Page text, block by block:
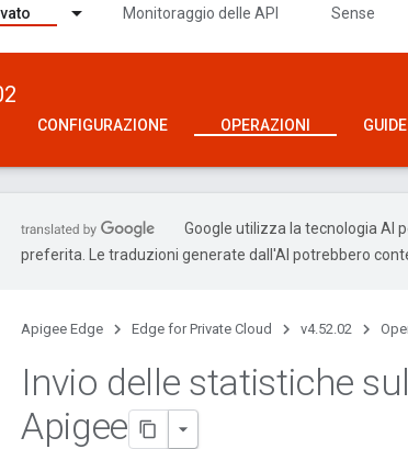
Monitoraggio delle API Sense
CONFIGURAZIONE OPERAZIONI
Google utilizza la tecnologia AI
preferita. Le traduzioni generate dall'AI potrebbero
Apigee Edge Edge for Private Cloud v4.52.02
Invio delle statistiche
Apigee